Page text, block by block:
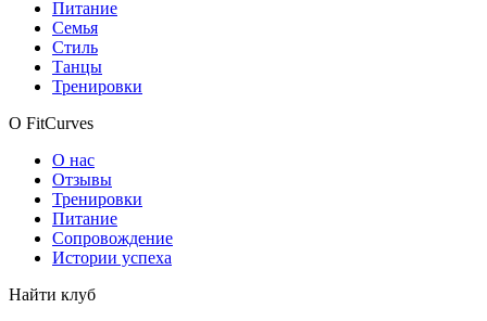
Питание
Семья
Стиль
Танцы
Тренировки
О FitCurves
О нас
Отзывы
Тренировки
Питание
Сопровождение
Истории успеха
Найти клуб